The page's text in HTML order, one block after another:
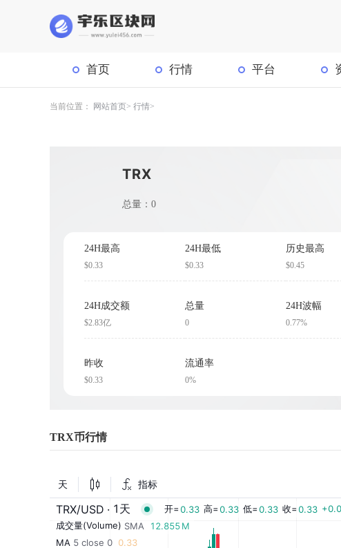
首页 行情 平台
当前位置： 网站首页 行情
TRX
总量：0
24H最高
$0.33
24H最低
$0.33
历史最高
$0.45
24H成交额
$2.83亿
总量
0
24H波幅
0.77%
昨收
$0.33
流通率
0%
TRX币行情